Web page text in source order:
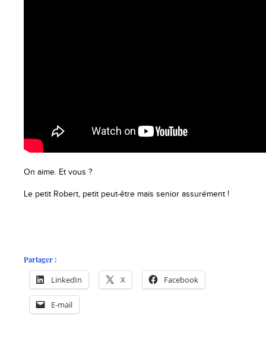
On aime. Et vous ?
Le petit Robert, petit peut-être mais senior assurément !
Partager :
LinkedIn X Facebook
E-mail